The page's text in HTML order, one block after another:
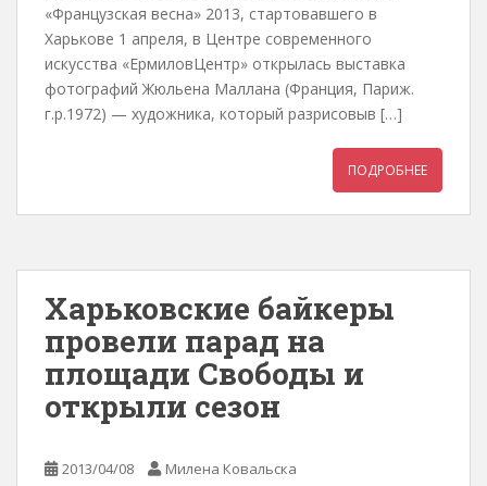
«Французская весна» 2013, стартовавшего в
Харькове 1 апреля, в Центре современного
искусства «ЕрмиловЦентр» открылась выставка
фотографий Жюльена Маллана (Франция, Париж.
г.р.1972) — художника, который разрисовыв […]
ПОДРОБНЕЕ
Харьковские байкеры
провели парад на
площади Свободы и
открыли сезон
2013/04/08 Милена Ковальска